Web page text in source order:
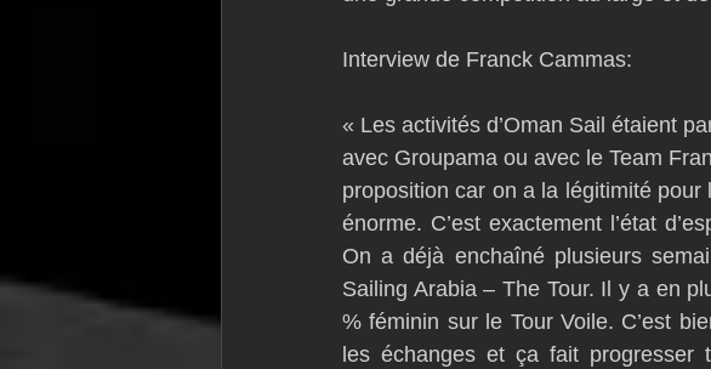
Interview de Franck Cammas:
« Les activités d’Oman Sail étaient
avec Groupama ou avec le Team
proposition car on a la légitimité
énorme. C’est exactement l’état
On a déjà enchaîné plusieurs
Sailing Arabia – The Tour. Il y a en
% féminin sur le Tour Voile. C’est
les échanges et ça fait progresser